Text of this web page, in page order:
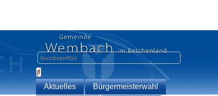
Aktuelles
Bürgermeisterwahl